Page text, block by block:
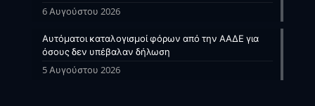
6 Αυγούστου 2026
Αυτόματοι καταλογισμοί φόρων από την ΑΑΔΕ για
όσους δεν υπέβαλαν δήλωση
5 Αυγούστου 2026